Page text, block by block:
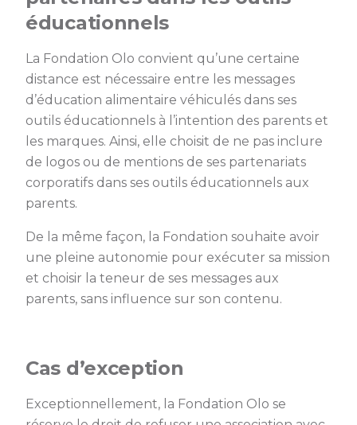
éducationnels
La Fondation Olo convient qu’une certaine
distance est nécessaire entre les messages
d’éducation alimentaire véhiculés dans ses
outils éducationnels à l’intention des parents et
les marques. Ainsi, elle choisit de ne pas inclure
de logos ou de mentions de ses partenariats
corporatifs dans ses outils éducationnels aux
parents.
De la même façon, la Fondation souhaite avoir
une pleine autonomie pour exécuter sa mission
et choisir la teneur de ses messages aux
parents, sans influence sur son contenu.
Cas d’exception
Exceptionnellement, la Fondation Olo se